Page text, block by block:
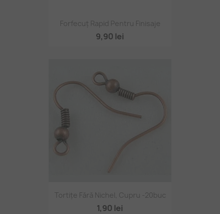
Forfecuț Rapid Pentru Finisaje
9,90 lei
Tortițe Fără Nichel, Cupru -20buc
1,90 lei